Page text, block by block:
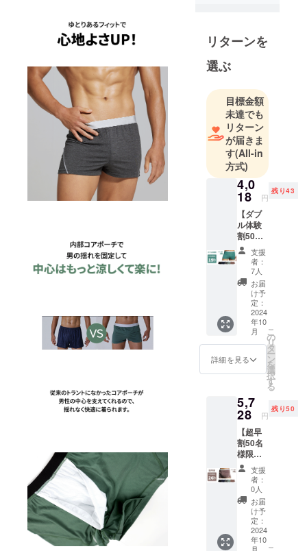
ウと優秀な
海外パート
ナーととも
います。
現在は自社
製品と国内
外の
OEM,ODM製
品を製作,紹
介は国内ブ
ランドの商
品企画、生
産、輸出入
など新しい
トレンドを
国内顧客に
紹介しよう
と努力して
います
リターンを
選ぶ
目標金額
未達でも
リターン
が届きま
す(All-in
方式)
4,0
18 円
残り43
【ダブ
ル体験
割50名
様限
定】男
の重心
を取る!
揺れな
い安ら
ぎ「コ
アテッ
クパン
ツ」2枚
■一般販
売予定
(送料別
途) ■カ
ラー：5
色から
択選2枚
1. ブ
ラック
black 2.
ネイ
ビー
navy 3.
グレー
grey 4.
フォレ
支援
者：
7人
お届
け予
定：
2024
年10
月
詳細を見る
こ
の
リ
タ
ー
ン
を
選
択
す
る
5,7
28 円
残り50
【超早
割50名
様限
定】男
の重心
を取る!
揺れな
い安ら
ぎ「コ
アテッ
クパン
支援
者：
0人
お届
け予
定：
2024
年10